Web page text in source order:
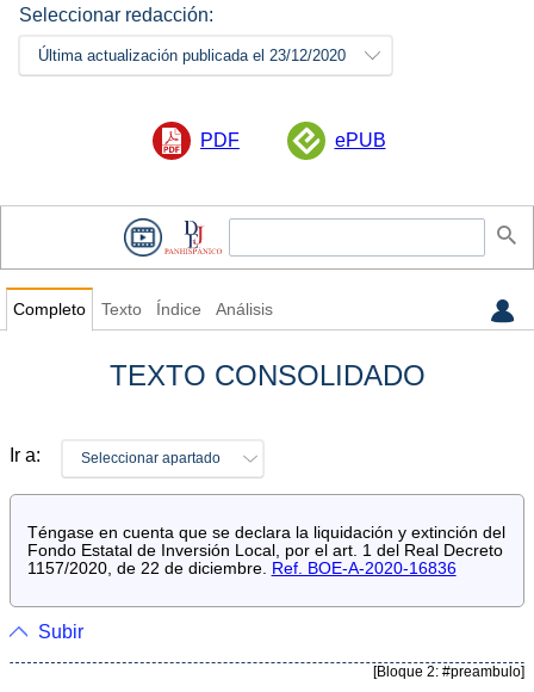
Seleccionar redacción:
Última actualización publicada el 23/12/2020
PDF ePUB
Completo Texto Índice Análisis
TEXTO CONSOLIDADO
Ir a: Seleccionar apartado
Téngase en cuenta que se declara la liquidación y extinción del
Fondo Estatal de Inversión Local, por el art. 1 del Real Decreto
1157/2020, de 22 de diciembre.
Ref. BOE-A-2020-16836
Subir
[Bloque 2: #preambulo]